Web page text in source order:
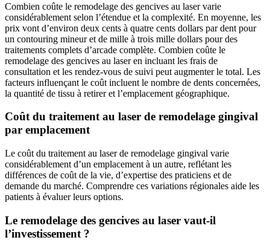
Combien coûte le remodelage des gencives au laser varie
considérablement selon l’étendue et la complexité. En moyenne, les
prix vont d’environ deux cents à quatre cents dollars par dent pour
un contouring mineur et de mille à trois mille dollars pour des
traitements complets d’arcade complète. Combien coûte le
remodelage des gencives au laser en incluant les frais de
consultation et les rendez-vous de suivi peut augmenter le total. Les
facteurs influençant le coût incluent le nombre de dents concernées,
la quantité de tissu à retirer et l’emplacement géographique.
Coût du traitement au laser de remodelage gingival
par emplacement
Le coût du traitement au laser de remodelage gingival varie
considérablement d’un emplacement à un autre, reflétant les
différences de coût de la vie, d’expertise des praticiens et de
demande du marché. Comprendre ces variations régionales aide les
patients à évaluer leurs options.
Le remodelage des gencives au laser vaut-il
l’investissement ?